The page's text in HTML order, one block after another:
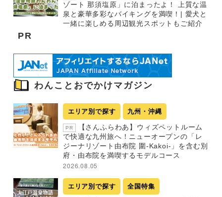
ゾート 那須塩原」に泊まったよ！ 上質な温
泉と豪華多彩なバイキングを満喫！| 愛犬と
一緒に楽しめる周辺観光スポットもご紹介
PR
わんことおでかけマガジン
エリア別で探す 九州・沖縄
PR
【さんふらわあ】ウィズペットルーム
で快適な九州旅へ！ニューオープンの「レ
ジーナリゾート由布院 圍-Kakoi-」を含む別
府・由布院を満喫するモデルコース
2026.08.05
エリア別で探す 全国特集